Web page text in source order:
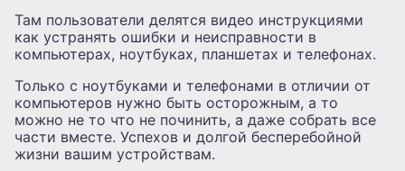
Там пользователи делятся видео инструкциями
как устранять ошибки и неисправности в
компьютерах, ноутбуках, планшетах и телефонах.
Только с ноутбуками и телефонами в отличии от
компьютеров нужно быть осторожным, а то
можно не то что не починить, а даже собрать все
части вместе. Успехов и долгой бесперебойной
жизни вашим устройствам.